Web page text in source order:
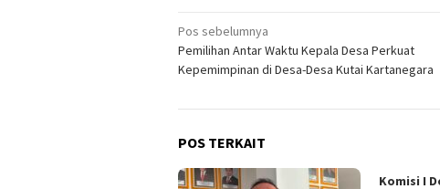
Navigasi
pos
Pos sebelumnya
Pemilihan Antar Waktu Kepala Desa Perkuat
Kepemimpinan di Desa-Desa Kutai Kartanegara
POS TERKAIT
Komisi I